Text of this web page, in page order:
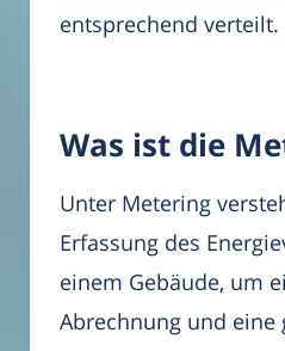
entsprechend verteilt.
Was ist die
Unter Metering
Erfassung des
einem Gebäude, um
Abrechnung und eine